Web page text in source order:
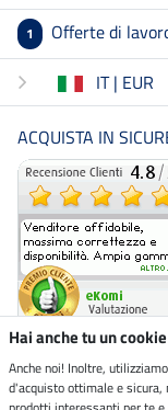
1 Offerte di
IT | EUR
ACQUISTA IN
Negozio
Hai anche tu un
Anche noi! Inoltre,
d'acquisto ottimale e